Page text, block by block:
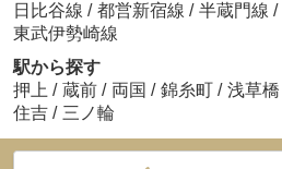
日比谷線 / 都営新宿線 / 半蔵門線 /
東武伊勢崎線
駅から探す
押上 / 蔵前 / 両国 / 錦糸町 / 浅草橋
住吉 / 三ノ輪